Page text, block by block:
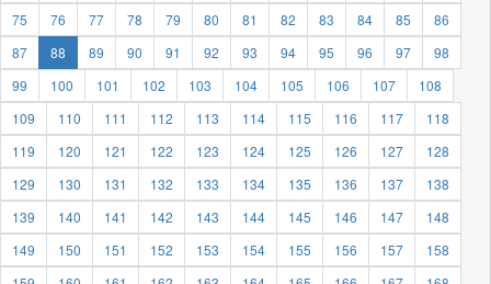
75
76 77 78 79 80 81 82 83 84 85
86
87
88 89 90 91 92 93 94 95 96 97
98
99
100 101 102 103 104 105 106 107
108
109
110 111 112 113 114 115 116 117
118
119
120 121 122 123 124 125 126 127
128
129
130 131 132 133 134 135 136 137
138
139
140 141 142 143 144 145 146 147
148
149
150 151 152 153 154 155 156 157
158